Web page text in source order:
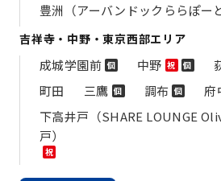
豊洲（アーバンドックららぽー
吉祥寺・中野・東京西部エリア
成城学園前 個 中野 祝 個
町田
三鷹 個 調布 個 府
下高井戸（SHARE LOUNGE
戸）
祝